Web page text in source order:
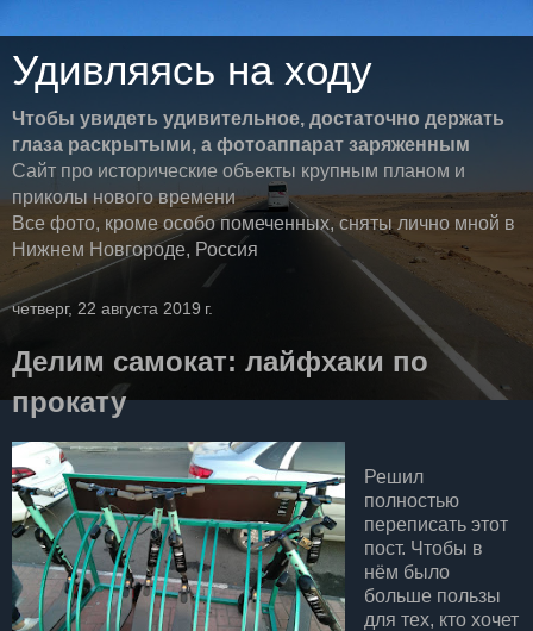
Удивляясь на ходу
Чтобы увидеть удивительное, достаточно держать
глаза раскрытыми, а фотоаппарат заряженным
Сайт про исторические объекты крупным планом и
приколы нового времени
Все фото, кроме особо помеченных, сняты лично мной в
Нижнем Новгороде, Россия
четверг, 22 августа 2019 г.
Делим самокат: лайфхаки по
прокату
Решил
полностью
переписать этот
пост. Чтобы в
нём было
больше пользы
для тех, кто хочет